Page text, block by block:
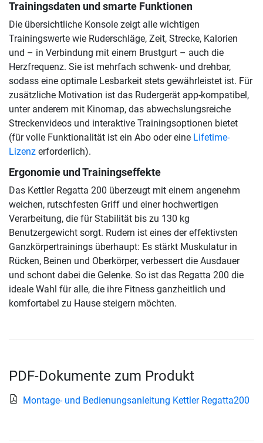
Trainingsdaten und smarte Funktionen
Die übersichtliche Konsole zeigt alle wichtigen
Trainingswerte wie Ruderschläge, Zeit, Strecke, Kalorien
und – in Verbindung mit einem Brustgurt – auch die
Herzfrequenz. Sie ist mehrfach schwenk- und drehbar,
sodass eine optimale Lesbarkeit stets gewährleistet ist. Für
zusätzliche Motivation ist das Rudergerät app-kompatibel,
unter anderem mit Kinomap, das abwechslungsreiche
Streckenvideos und interaktive Trainingsoptionen bietet
(für volle Funktionalität ist ein Abo oder eine Lifetime-
Lizenz erforderlich).
Ergonomie und Trainingseffekte
Das Kettler Regatta 200 überzeugt mit einem angenehm
weichen, rutschfesten Griff und einer hochwertigen
Verarbeitung, die für Stabilität bis zu 130 kg
Benutzergewicht sorgt. Rudern ist eines der effektivsten
Ganzkörpertrainings überhaupt: Es stärkt Muskulatur in
Rücken, Beinen und Oberkörper, verbessert die Ausdauer
und schont dabei die Gelenke. So ist das Regatta 200 die
ideale Wahl für alle, die ihre Fitness ganzheitlich und
komfortabel zu Hause steigern möchten.
PDF-Dokumente zum Produkt
Montage- und Bedienungsanleitung Kettler Regatta200